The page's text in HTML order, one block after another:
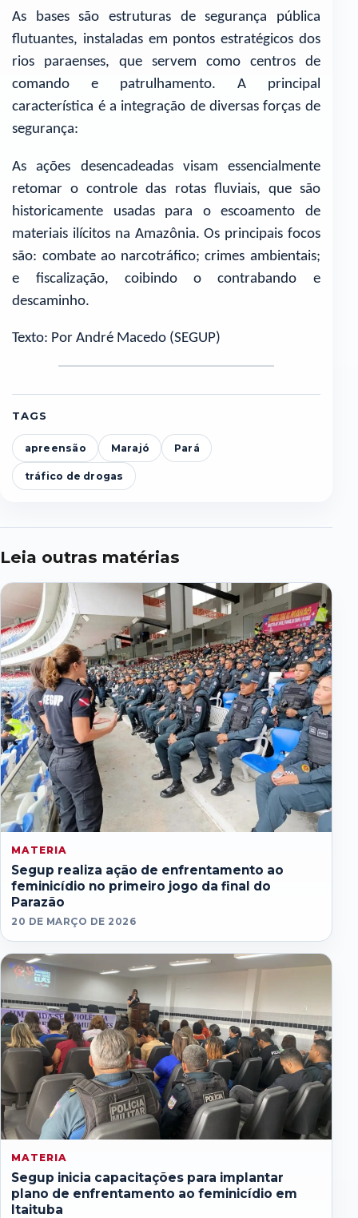
As bases são estruturas de segurança pública
flutuantes, instaladas em pontos estratégicos dos
rios paraenses, que servem como centros de
comando e patrulhamento. A principal
característica é a integração de diversas forças de
segurança:
As ações desencadeadas visam essencialmente
retomar o controle das rotas fluviais, que são
historicamente usadas para o escoamento de
materiais ilícitos na Amazônia. Os principais focos
são: combate ao narcotráfico; crimes ambientais;
e fiscalização, coibindo o contrabando e
descaminho.
Texto: Por André Macedo (SEGUP)
TAGS
apreensão Marajó Pará
tráfico de drogas
Leia outras matérias
MATERIA
Segup realiza ação de enfrentamento ao
feminicídio no primeiro jogo da final do
Parazão
20 DE MARÇO DE 2026
MATERIA
Segup inicia capacitações para implantar
plano de enfrentamento ao feminicídio em
Itaituba